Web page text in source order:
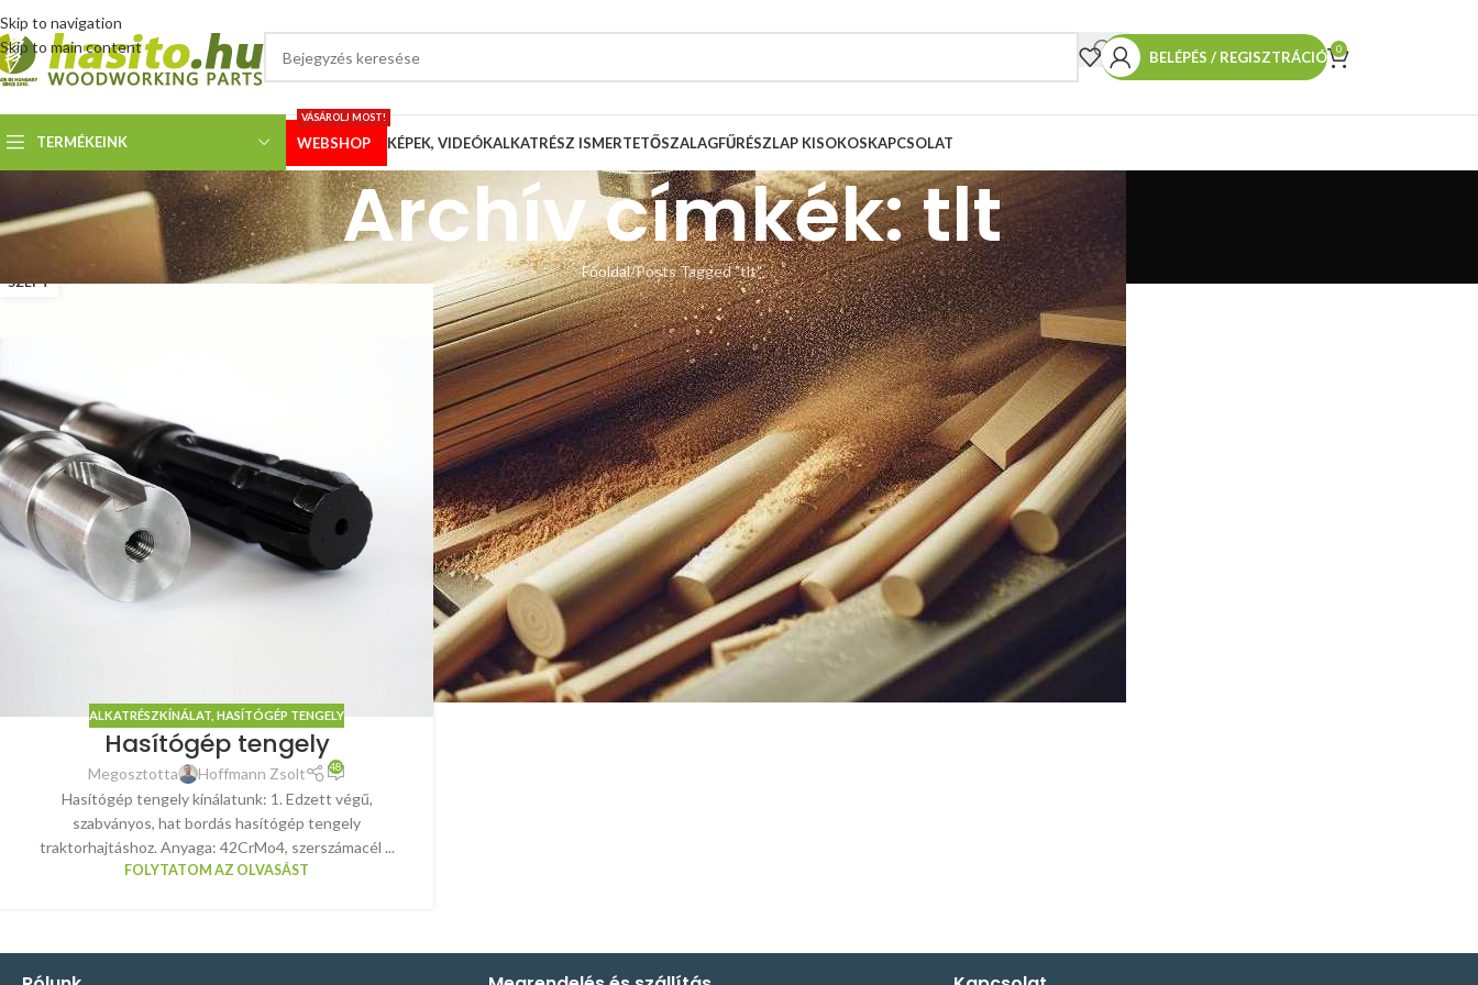
Skip to navigation
Skip to main content
BELÉPÉS / REGISZTRÁCIÓ 0
TERMÉKEINK WEBSHOP
VÁSÁROLJ MOST!
KÉPEK, VIDEÓKALKATRÉSZ ISMERTETŐSZALAGFŰRÉSZLAP KISOKOSKAPCSOLAT
Archív címkék: tlt
Főoldal Posts Tagged "tlt"
SZEPT
ALKATRÉSZKÍNÁLAT HASÍTÓGÉP TENGELY
Hasítógép tengely
Megosztotta Hoffmann Zsolt 48
Hasítógép tengely kínálatunk: 1. Edzett végű,
szabványos, hat bordás hasítógép tengely
traktorhajtáshoz. Anyaga: 42CrMo4, szerszámacél ...
FOLYTATOM AZ OLVASÁST